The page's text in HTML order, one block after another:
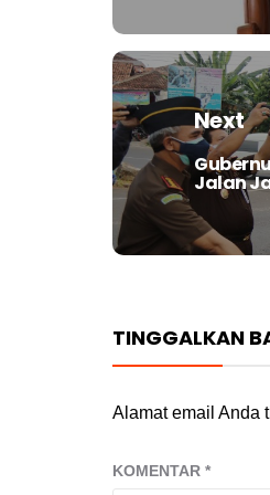
Next
Next
post:
Jalan
TINGGALKAN
Alamat email Anda
KOMENTAR *